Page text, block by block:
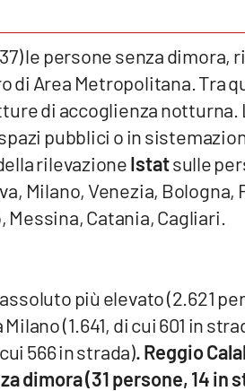
le persone senza dimora,
di Area Metropolitana. Tra
di accoglienza notturna.
pubblici o in
rilevazioneIstatsulle
Milano, Venezia, Bologna,
Catania, Cagliari.
più elevato (2.621
(1.641, di cui 601 in
566 in strada). Reggio
dimora (31 persone, 14 in